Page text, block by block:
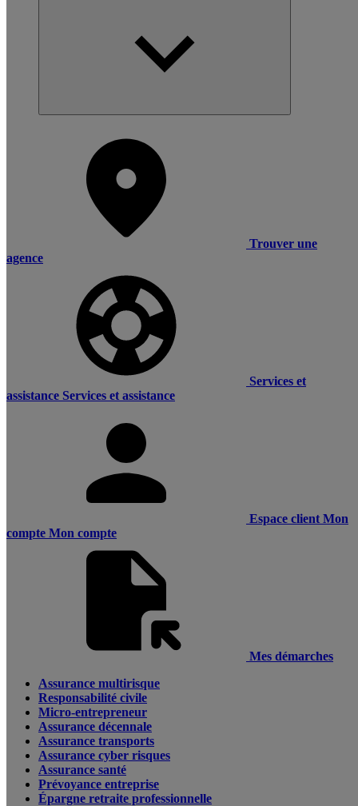
Trouver une
agence
Services et
assistance Services et assistance
Espace client Mon
compte Mon compte
Mes démarches
Assurance multirisque
Responsabilité civile
Micro-entrepreneur
Assurance décennale
Assurance transports
Assurance cyber risques
Assurance santé
Prévoyance entreprise
Épargne retraite professionnelle